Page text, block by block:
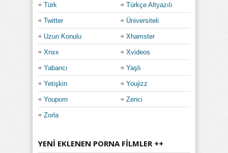
Türk Türkçe Altyazılı
Twitter Üniversiteli
Uzun Konulu Xhamster
Xnxx Xvideos
Yabancı Yaşlı
Yetişkin Youjizz
Youporn Zenci
Zorla
YENI EKLENEN PORNA FILMLER ++